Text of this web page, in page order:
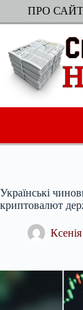
ПерейтиПРО САЙТ
Українські
криптовалют